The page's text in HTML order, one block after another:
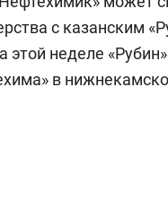
с казанским
этой неделе
в